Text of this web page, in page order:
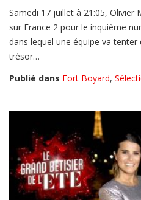
Samedi 17 juillet à 21:05, Olivier
sur France 2 pour le inquième
dans lequel une équipe va
trésor…
Publié dans Fort Boyard,